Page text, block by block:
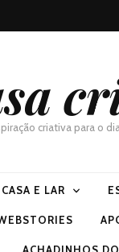
criativa para o
CASA E LAR